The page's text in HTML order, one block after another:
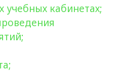
учебных кабинетах;